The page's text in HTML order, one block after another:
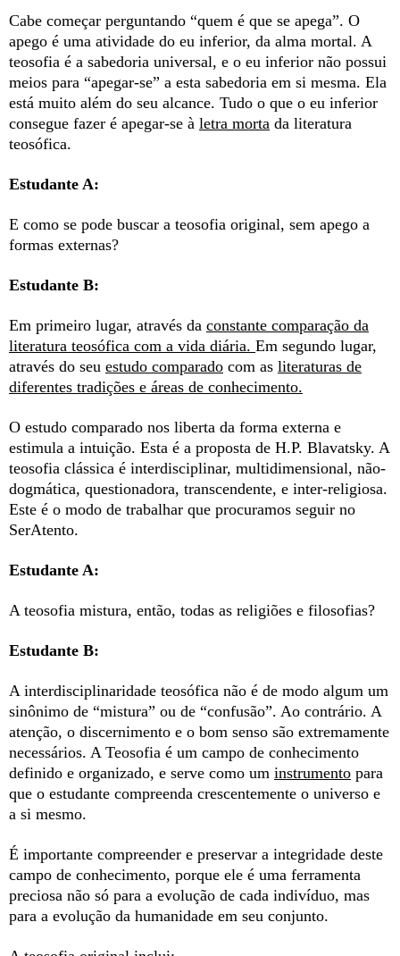
Cabe começar perguntando “quem é que se apega”. O
apego é uma atividade do eu inferior, da alma mortal. A
teosofia é a sabedoria universal, e o eu inferior não possui
meios para “apegar-se” a esta sabedoria em si mesma. Ela
está muito além do seu alcance. Tudo o que o eu inferior
consegue fazer é apegar-se à letra morta da literatura
teosófica.
Estudante A:
E como se pode buscar a teosofia original, sem apego a
formas externas?
Estudante B:
Em primeiro lugar, através da constante comparação da
literatura teosófica com a vida diária. Em segundo lugar,
através do seu estudo comparado com as literaturas de
diferentes tradições e áreas de conhecimento.
O estudo comparado nos liberta da forma externa e
estimula a intuição. Esta é a proposta de H.P. Blavatsky. A
teosofia clássica é interdisciplinar, multidimensional, não-
dogmática, questionadora, transcendente, e inter-religiosa.
Este é o modo de trabalhar que procuramos seguir no
SerAtento.
Estudante A:
A teosofia mistura, então, todas as religiões e filosofias?
Estudante B:
A interdisciplinaridade teosófica não é de modo algum um
sinônimo de “mistura” ou de “confusão”. Ao contrário. A
atenção, o discernimento e o bom senso são extremamente
necessários. A Teosofia é um campo de conhecimento
definido e organizado, e serve como um instrumento para
que o estudante compreenda crescentemente o universo e
a si mesmo.
É importante compreender e preservar a integridade deste
campo de conhecimento, porque ele é uma ferramenta
preciosa não só para a evolução de cada indivíduo, mas
para a evolução da humanidade em seu conjunto.